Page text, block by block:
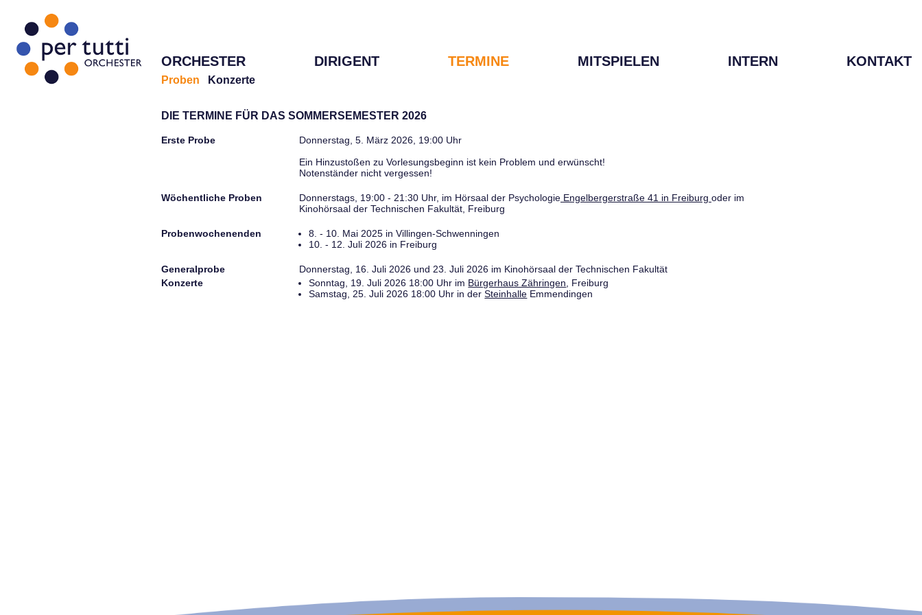
ORCHESTER DIRIGENT TERMINE MITSPIELEN INTERN KONTAKT
Proben Konzerte
DIE TERMINE FÜR DAS SOMMERSEMESTER 2026
Erste Probe
Donnerstag, 5. März 2026, 19:00 Uhr
Ein Hinzustoßen zu Vorlesungsbeginn ist kein Problem und erwünscht!
Notenständer nicht vergessen!
Wöchentliche Proben Donnerstags, 19:00 - 21:30 Uhr, im Hörsaal der Psychologie Engelbergerstraße 41 in Freiburg oder im
Kinohörsaal der Technischen Fakultät, Freiburg
Probenwochenenden
8. - 10. Mai 2025 in Villingen-Schwenningen
10. - 12. Juli 2026 in Freiburg
Generalprobe
Donnerstag, 16. Juli 2026 und 23. Juli 2026 im Kinohörsaal der Technischen Fakultät
Konzerte
Sonntag, 19. Juli 2026 18:00 Uhr im Bürgerhaus Zähringen , Freiburg
Samstag, 25. Juli 2026 18:00 Uhr in derSteinhalle Emmendingen